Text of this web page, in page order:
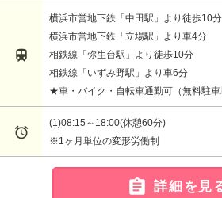

横浜市営地下鉄「中田駅」より徒歩10分
横浜市営地下鉄「立場駅」より車4分
相鉄線「弥生台駅」より徒歩10分
相鉄線「いずみ野駅」より車6分
★車・バイク・自転車通勤可（無料駐車

(1)08:15～18:00(休憩60分)
※1ヶ月単位の変形労働制
 詳細を見